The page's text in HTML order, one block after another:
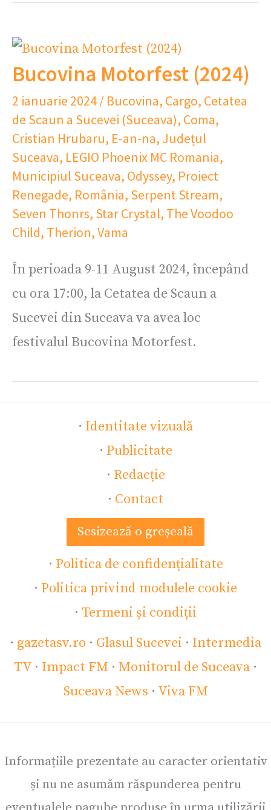
Bucovina Motorfest (2024)
2 ianuarie 2024/ Bucovina, Cargo, Cetatea
de Scaun a Sucevei (Suceava), Coma,
Cristian Hrubaru, E-an-na, Județul
Suceava, LEGIO Phoenix MC Romania,
Municipiul Suceava, Odyssey, Proiect
Renegade, România, Serpent Stream,
Seven Thonrs, Star Crystal, The Voodoo
Child, Therion,Vama
În perioada 9-11 August 2024, începând
cu ora 17:00, la Cetatea de Scaun a
Sucevei din Suceava va avea loc
festivalul Bucovina Motorfest.
· Identitate vizuală
· Publicitate
· Redacție
· Contact
Sesizează o greșeală
· Politica de confidențialitate
· Politica privind modulele cookie
· Termeni și condiții
· gazetasv.ro · Glasul Sucevei · Intermedia
TV · Impact FM · Monitorul de Suceava ·
Suceava News · Viva FM
Informațiile prezentate au caracter orientativ
și nu ne asumăm răspunderea pentru